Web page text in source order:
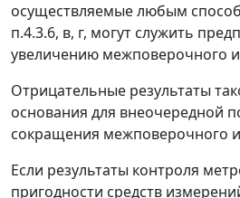
осуществляемые любым
п.4.3.6, в, г, могут служить
увеличению межповерочного
Отрицательные результаты
основания для внеочередной
сокращения межповерочного
Если результаты контроля
пригодности средств